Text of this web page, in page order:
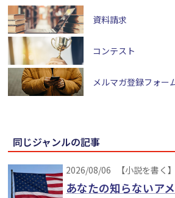
資料請求
コンテスト
メルマガ登録フォー
同じジャンルの記事
2026/08/06 【小説を書く】
あなたの知らないア